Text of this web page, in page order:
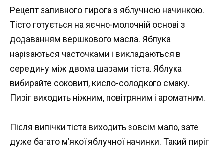
Рецепт заливного пирога з яблучною начинкою.
Тісто готується на яєчно-молочній основі з
додаванням вершкового масла. Яблука
нарізаються часточками і викладаються в
середину між двома шарами тіста. Яблука
вибирайте соковиті, кисло-солодкого смаку.
Пиріг виходить ніжним, повітряним і ароматним.
Після випічки тіста виходить зовсім мало, зате
дуже багато м’якої яблучної начинки. Такий пиріг